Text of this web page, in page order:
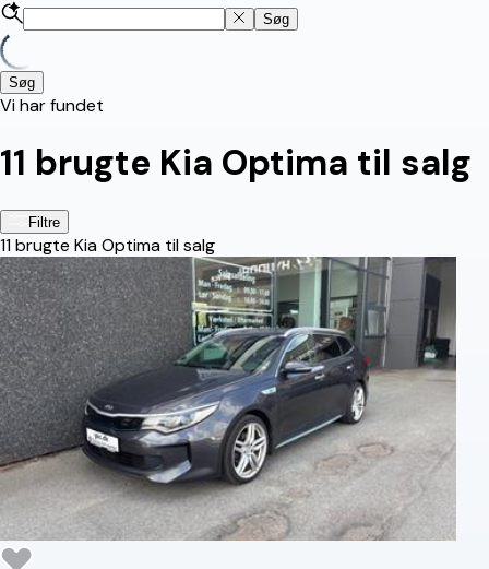
Søg
Søg
Vi har fundet
11 brugte Kia Optima til salg
Filtre
11brugte Kia Optima til salg